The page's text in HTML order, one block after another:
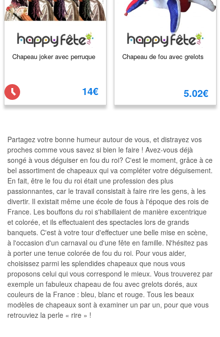
Chapeau joker avec perruque
14€
Chapeau de fou avec grelots
5.02€
Partagez votre bonne humeur autour de vous, et distrayez vos
proches comme vous savez si bien le faire ! Avez-vous déjà
songé à vous déguiser en fou du roi? C'est le moment, grâce à ce
bel assortiment de chapeaux qui va compléter votre déguisement.
En fait, être le fou du roi était une profession des plus
passionnantes, car le travail consistait à faire rire les gens, à les
divertir. Il existait même une école de fous à l'époque des rois de
France. Les bouffons du roi s'habillaient de manière excentrique
et colorée, et ils effectuaient des spectacles lors de grands
banquets. C'est à votre tour d'effectuer une belle mise en scène,
à l'occasion d'un carnaval ou d'une fête en famille. N'hésitez pas
à porter une tenue colorée de fou du roi. Pour vous aider,
choisissez parmi les splendides chapeaux que nous vous
proposons celui qui vous correspond le mieux. Vous trouverez par
exemple un fabuleux chapeau de fou avec grelots dorés, aux
couleurs de la France : bleu, blanc et rouge. Tous les beaux
modèles de chapeaux sont à examiner un par un, pour que vous
retrouviez la perle « rire » !